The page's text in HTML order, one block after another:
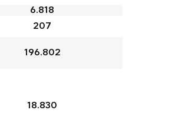
6.818
207
196.802
18.830